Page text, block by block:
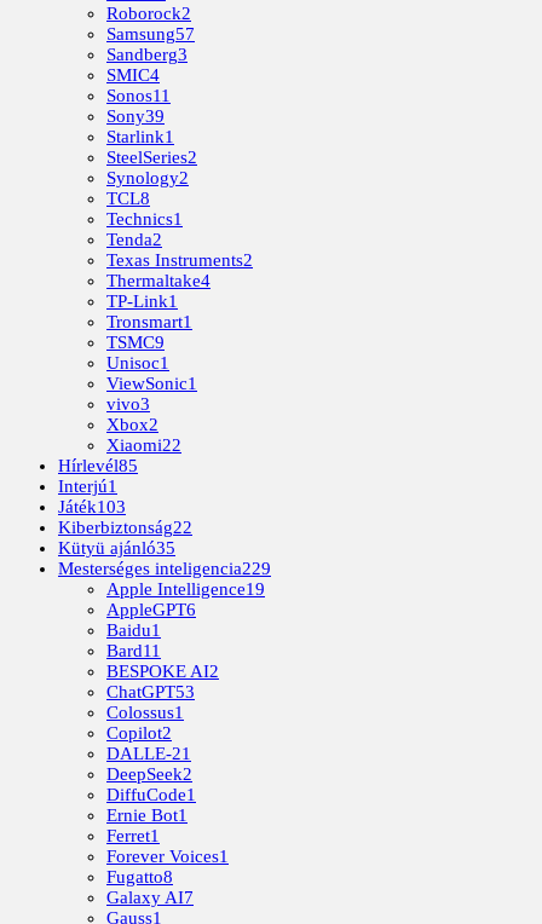
Roborock2
Samsung57
Sandberg3
SMIC4
Sonos11
Sony39
Starlink1
SteelSeries2
Synology2
TCL8
Technics1
Tenda2
Texas Instruments2
Thermaltake4
TP-Link1
Tronsmart1
TSMC9
Unisoc1
ViewSonic1
vivo3
Xbox2
Xiaomi22
Hírlevél85
Interjú1
Játék103
Kiberbiztonság22
Kütyü ajánló35
Mesterséges inteligencia229
Apple Intelligence19
AppleGPT6
Baidu1
Bard11
BESPOKE AI2
ChatGPT53
Colossus1
Copilot2
DALLE-21
DeepSeek2
DiffuCode1
Ernie Bot1
Ferret1
Forever Voices1
Fugatto8
Galaxy AI7
Gauss1